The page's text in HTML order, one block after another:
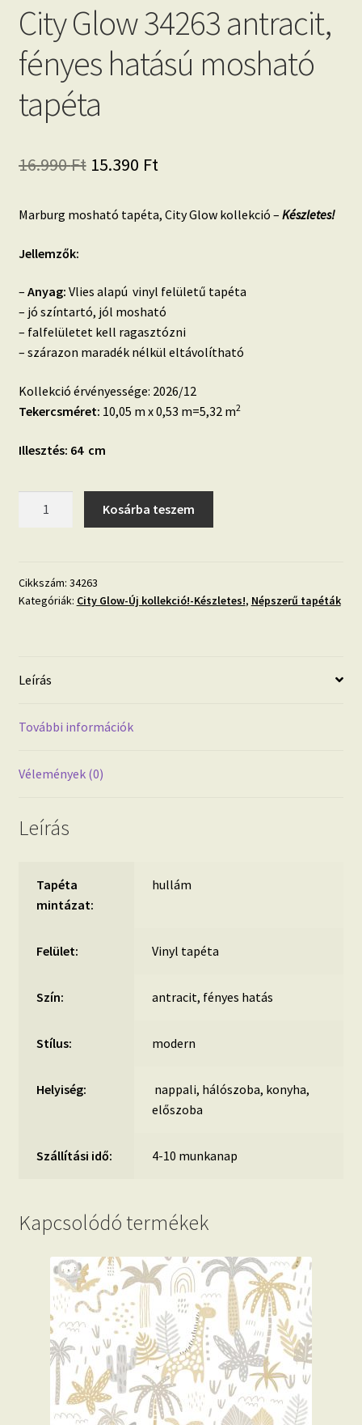
City Glow 34263 antracit,
fényes hatású mosható
tapéta
16.990Ft Original
was:
15.390 FtCurrent
is:
Marburg mosható tapéta, City Glow kollekció – Készletes!
Jellemzők:
– Anyag: Vlies alapú vinyl felületű tapéta
– jó színtartó, jól mosható
– falfelületet kell ragasztózni
– szárazon maradék nélkül eltávolítható
Kollekció érvényessége: 2026/12
Tekercsméret: 10,05 m x 0,53 m=5,32 m2
Illesztés: 64 cm
fényes
hatású
Kosárba teszem
Cikkszám: 34263
Kategóriák: City Glow-Új kollekció!-Készletes!, Népszerű tapéták
Leírás
További információk
Vélemények (0)
Leírás
Tapéta
mintázat:
hullám
Felület: Vinyl tapéta
Szín: antracit, fényes hatás
Stílus: modern
Helyiség:
nappali, hálószoba, konyha,
előszoba
Szállítási idő: 4-10 munkanap
Kapcsolódó termékek